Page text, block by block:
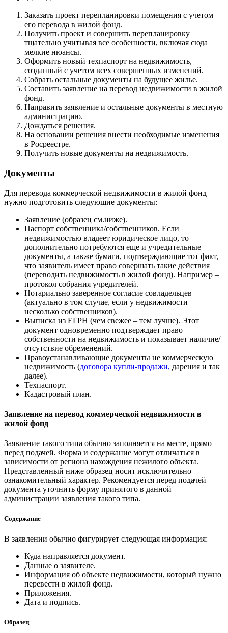
Заказать проект перепланировки помещения с учетом
его перевода в жилой фонд.
Получить проект и совершить перепланировку
тщательно учитывая все особенности, включая сюда
мелкие нюансы.
Оформить новый техпаспорт на недвижимость,
созданный с учетом всех совершенных изменений.
Собрать остальные документы на будущее жилье.
Составить заявление на перевод недвижимости в жилой
фонд.
Направить заявление и остальные документы в местную
администрацию.
Дождаться решения.
На основании решения внести необходимые изменения
в Росреестре.
Получить новые документы на недвижимость.
Документы
Для перевода коммерческой недвижимости в жилой фонд
нужно подготовить следующие документы:
Заявление (образец см.ниже).
Паспорт собственника/собственников. Если
недвижимостью владеет юридическое лицо, то
дополнительно потребуются еще и учредительные
документы, а также бумаги, подтверждающие тот факт,
что заявитель имеет право совершать такие действия
(переводить недвижимость в жилой фонд). Например –
протокол собрания учредителей.
Нотариально заверенное согласие совладельцев
(актуально в том случае, если у недвижимости
несколько собственников).
Выписка из ЕГРН (чем свежее – тем лучше). Этот
документ одновременно подтверждает право
собственности на недвижимость и показывает наличие/
отсутствие обременений.
Правоустанавливающие документы не коммерческую
недвижимость (договора купли-продажи, дарения и так
далее).
Техпаспорт.
Кадастровый план.
Заявление на перевод коммерческой недвижимости в
жилой фонд
Заявление такого типа обычно заполняется на месте, прямо
перед подачей. Форма и содержание могут отличаться в
зависимости от региона нахождения нежилого объекта.
Представленный ниже образец носит исключительно
ознакомительный характер. Рекомендуется перед подачей
документа уточнить форму принятого в данной
администрации заявления такого типа.
Содержание
В заявлении обычно фигурирует следующая информация:
Куда направляется документ.
Данные о заявителе.
Информация об объекте недвижимости, который нужно
перевести в жилой фонд.
Приложения.
Дата и подпись.
Образец